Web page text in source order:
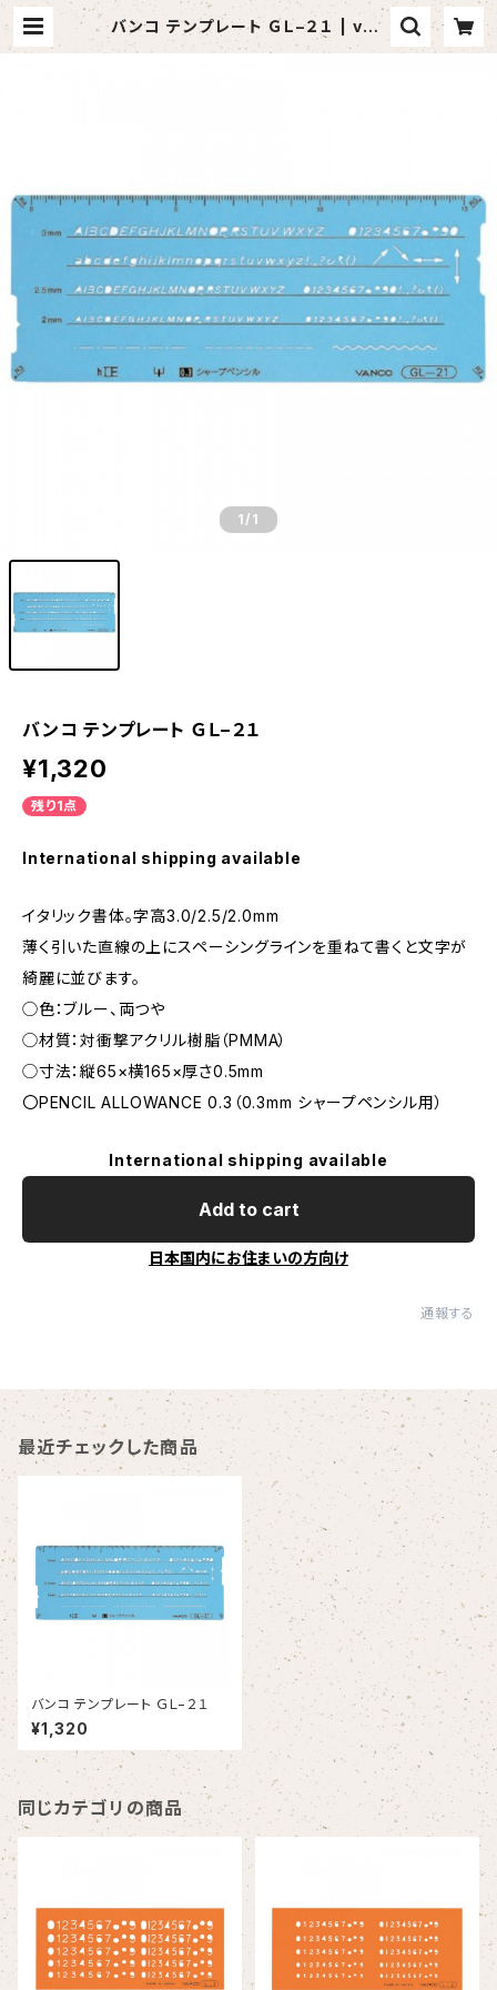
バンコ テンプレート ＧＬ−２１ | van
daful （バンダフル）
1 /1
バンコ テンプレート ＧＬ−２１
¥1,320
残り1点
International shipping available
イタリック書体。字高3.0/2.5/2.0mm
薄く引いた直線の上にスペーシングラインを重ねて書くと文字が
綺麗に並びます。
◯色：ブルー、両つや
◯材質：対衝撃アクリル樹脂（PMMA）
◯寸法：縦65×横165×厚さ0.5mm
〇PENCIL ALLOWANCE 0.3（0.3mm シャープペンシル用）
International shipping available
Add to cart
日本国内にお住まいの方向け
通報する
最近チェックした商品
バンコ テンプレート ＧＬ−２１
¥1,320
同じカテゴリの商品